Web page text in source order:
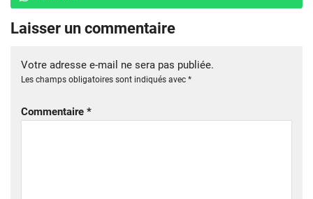
Laisser un commentaire
Votre adresse e-mail ne sera pas publiée.
Les champs obligatoires sont indiqués avec *
Commentaire *